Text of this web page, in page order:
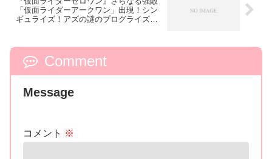
「仮面ライダーアークワン」出現！シン
ギュライズ！アズの謎のプログライズキ
Comment
Message
コメント ※